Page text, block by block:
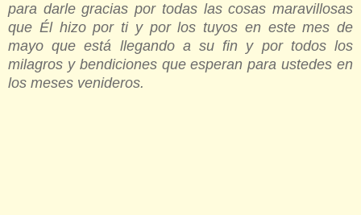
para darle gracias por todas las cosas maravillosas
que Él hizo por ti y por los tuyos en este mes de
mayo que está llegando a su fin y por todos los
milagros y bendiciones que esperan para ustedes en
los meses venideros.